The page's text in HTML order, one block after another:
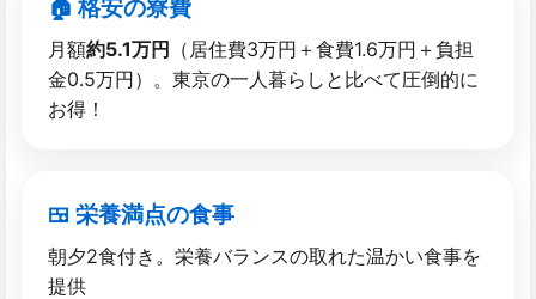
🏠 格安の​寮費
月額約5.1万円 （居住費3万円＋食費1.6万円＋負担
金0.5万円）。東京の一人暮らしと比べて圧倒的に
お得！
🍱 栄養満点の​食事
朝夕2食付き。栄養バランスの取れた温かい食事を
提供